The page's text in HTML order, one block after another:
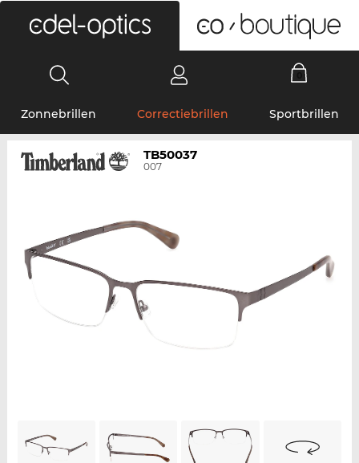
Zonnebrillen Correctiebrillen Sportbrillen
TB50037
007